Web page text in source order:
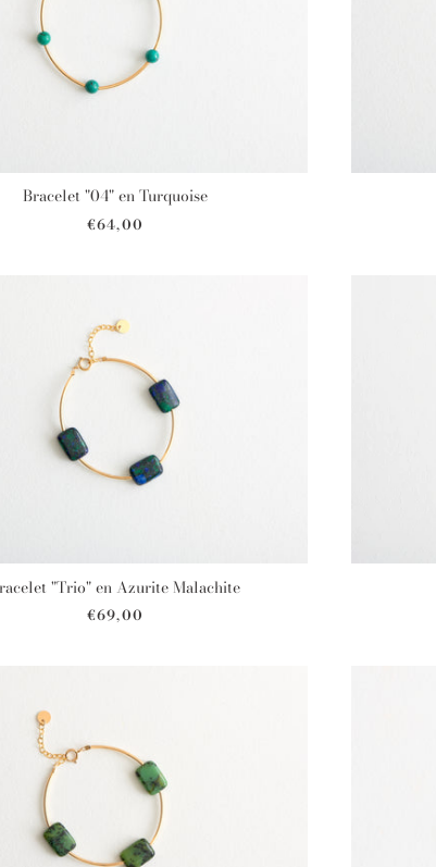
Bracelet "04" en Turquoise
€64,00
"Trio" en Azurite Malachite
€69,00